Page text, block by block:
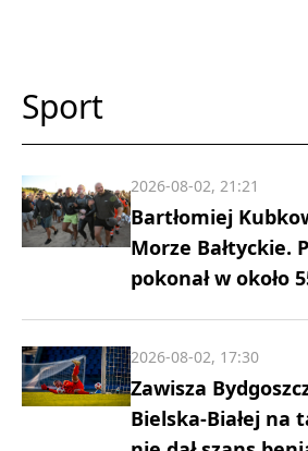
Sport
Bartłomiej
Morze Bałtyckie.
pokonał w około
2026-08-02, 21:21
Zawisza
Bielska-Białej na
2026-08-02, 17:30